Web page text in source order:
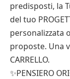
predisposti, la
del tuo
personalizzata
proposte. Una
CARRELLO.
✨PENSIERO